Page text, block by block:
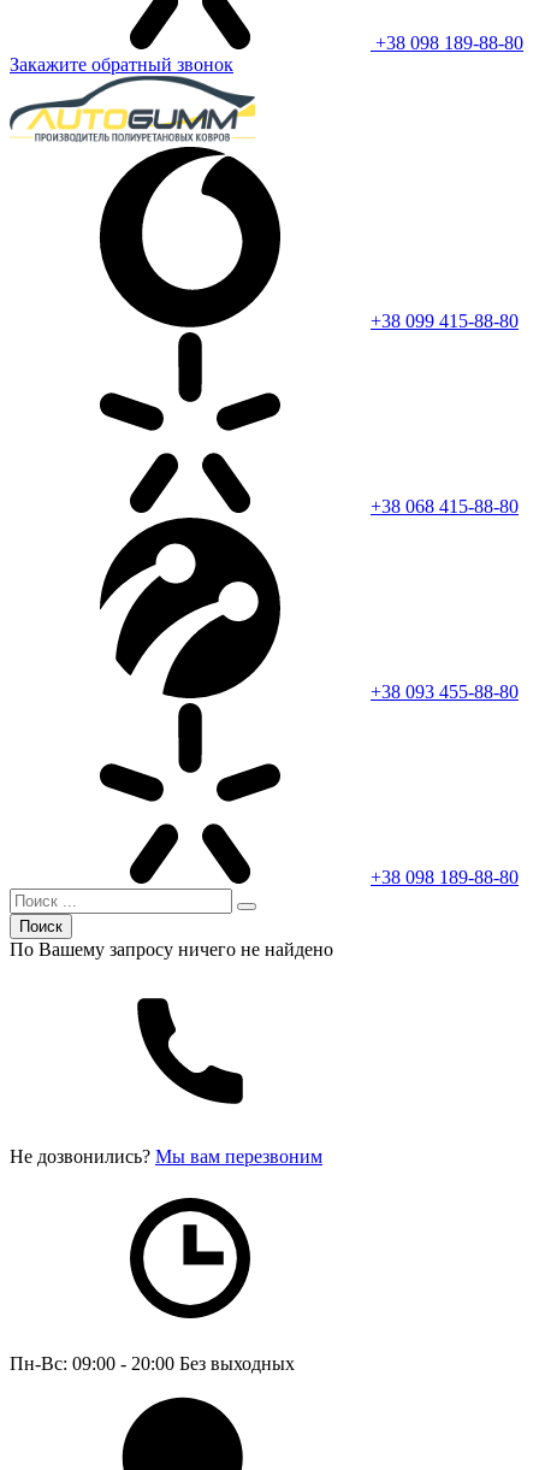
+38 098 189-88-80
Закажите обратный звонок
+38 099 415-88-80
+38 068 415-88-80
+38 093 455-88-80
+38 098 189-88-80
Поиск
По Вашему запросу ничего не найдено
Не дозвонились? Мы вам перезвоним
Пн-Вс: 09:00 - 20:00 Без выходных